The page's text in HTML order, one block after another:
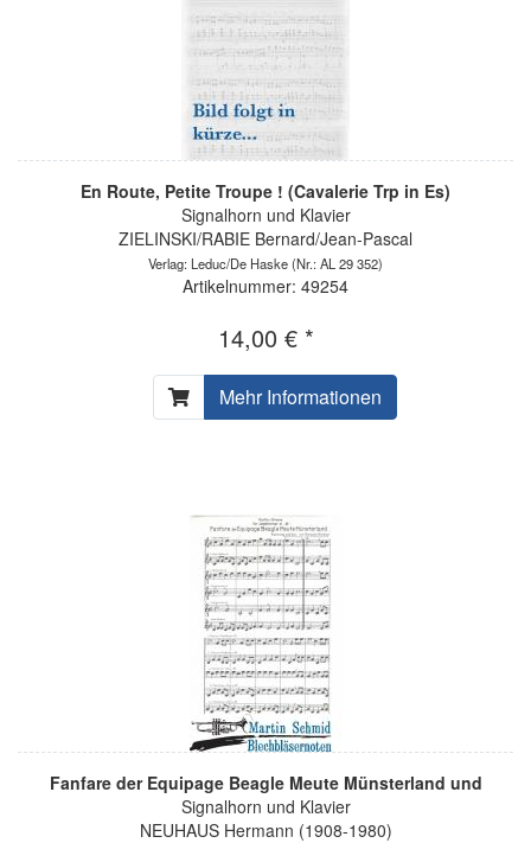
En Route, Petite Troupe ! (Cavalerie Trp in Es)
Signalhorn und Klavier
ZIELINSKI/RABIE Bernard/Jean-Pascal
Verlag: Leduc/De Haske(Nr.: AL 29 352)
Artikelnummer: 49254
14,00 € *
Mehr Informationen
Fanfare der Equipage Beagle Meute Münsterland und
Signalhorn und Klavier
NEUHAUS Hermann (1908-1980)